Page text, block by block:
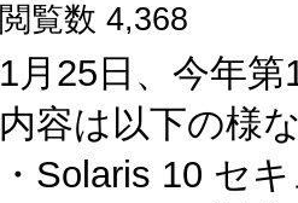
閲覧数 4,368
1月25日、今年
内容は以下の様
・Solaris 10 セ